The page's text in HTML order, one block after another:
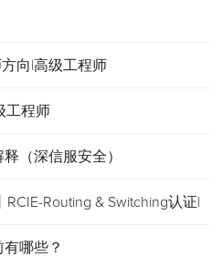
向|高级工程师
工程师
（深信服安全）
Routing & Switching认证|
哪些？